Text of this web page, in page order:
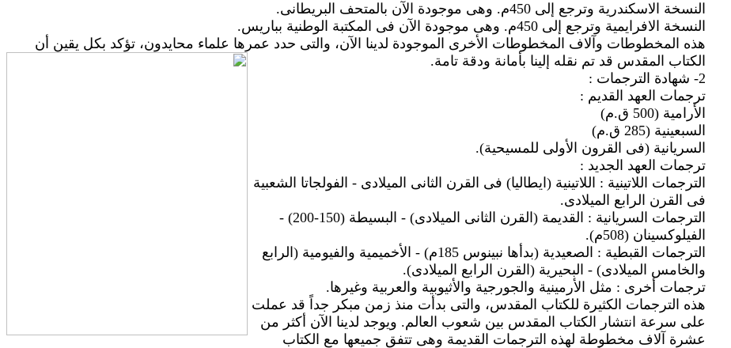
النسخة الاسكندرية وترجع إلى 450م. وهى موجودة الآن بالمتحف البريطانى.
النسخة الافرايمية وترجع إلى 450م. وهى موجودة الآن فى المكتبة الوطنية بباريس.
هذه المخطوطات وآلاف المخطوطات الأخرى الموجودة لدينا الآن، والتى حدد عمرها علماء محايدون، تؤكد بكل يقين أن
الكتاب المقدس قد تم نقله إلينا بأمانة ودقة تامة.
2- شهادة الترجمات :
ترجمات العهد القديم :
الأرامية (500 ق.م)
السبعينية (285 ق.م)
السريانية (فى القرون الأولى للمسيحية).
ترجمات العهد الجديد :
الترجمات اللاتينية : اللاتينية (ايطاليا) فى القرن الثانى الميلادى - الفولجاتا الشعبية
فى القرن الرابع الميلادى.
الترجمات السريانية : القديمة (القرن الثانى الميلادى) - البسيطة (150-200) -
الفيلوكسينان (508م).
الترجمات القبطية : الصعيدية (بدأها نبينوس 185م) - الأخميمية والفيومية (الرابع
والخامس الميلادى) - البحيرية (القرن الرابع الميلادى).
ترجمات أخرى : مثل الأرمينية والجورجية والأثيوبية والعربية وغيرها.
هذه الترجمات الكثيرة للكتاب المقدس، والتى بدأت منذ زمن مبكر جداً قد عملت
على سرعة انتشار الكتاب المقدس بين شعوب العالم. ويوجد لدينا الآن أكثر من
عشرة آلاف مخطوطة لهذه الترجمات القديمة وهى تتفق جميعها مع الكتاب